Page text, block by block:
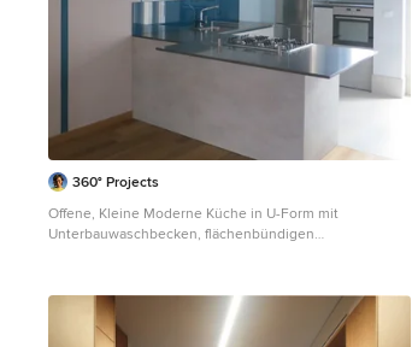
360° Projects
Offene, Kleine Moderne Küche in U-Form mit
Unterbauwaschbecken, flächenbündigen
Holzboden, Halbinsel und türkiser Arbeitsplatte in Turin